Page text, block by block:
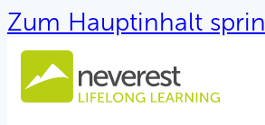
Zum Hauptinhalt